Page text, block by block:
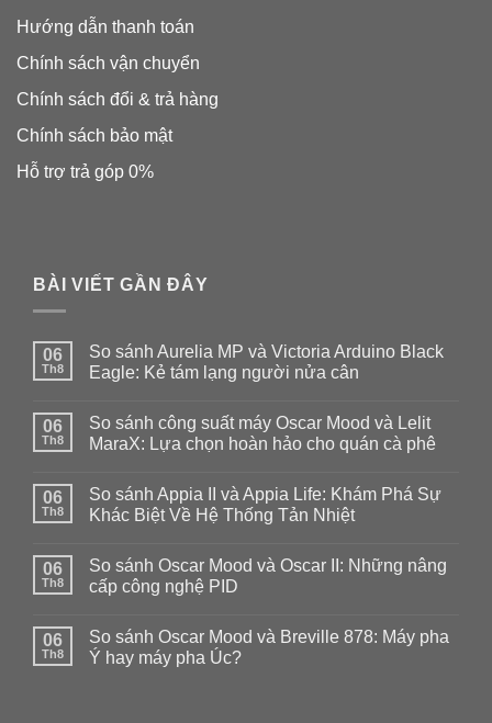
Hướng dẫn thanh toán
Chính sách vận chuyển
Chính sách đổi & trả hàng
Chính sách bảo mật
Hỗ trợ trả góp 0%
BÀI VIẾT GẦN ĐÂY
06
Th8
So sánh Aurelia MP và Victoria Arduino Black
Eagle: Kẻ tám lạng người nửa cân
bình
luận
ở
Aurelia
MP
và
Black
Eagle:
Kẻ
người
nửa
cân
06
Th8
So sánh công suất máy Oscar Mood và Lelit
MaraX: Lựa chọn hoàn hảo cho quán cà phê
bình
luận
ở
công
suất
máy
và
Lelit
MaraX:
06
Th8
So sánh Appia II và Appia Life: Khám Phá Sự
Khác Biệt Về Hệ Thống Tản Nhiệt
bình
luận
ở
Appia
II
và
06
Th8
So sánh Oscar Mood và Oscar II: Những nâng
cấp công nghệ PID
bình
luận
ở
06
Th8
So sánh Oscar Mood và Breville 878: Máy pha
Ý hay máy pha Úc?